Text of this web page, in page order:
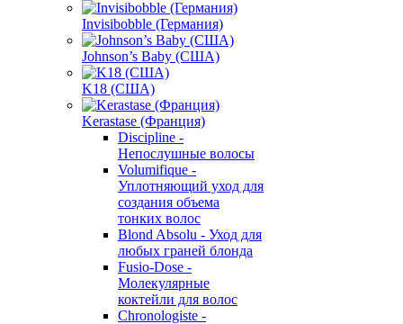
Invisibobble (Германия)
Johnson’s Baby (США)
K18 (США)
Kerastase (Франция)
Discipline -
Непослушные волосы
Volumifique -
Уплотняющий уход для
создания объема
тонких волос
Blond Absolu - Уход для
любых граней блонда
Fusio-Dose -
Молекулярные
коктейли для волос
Chronologiste -